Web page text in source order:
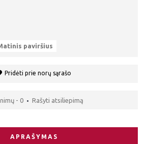
paviršius
Pridėti prie norų sąrašo
- 0 • Rašyti atsiliepimą
APRAŠYMAS